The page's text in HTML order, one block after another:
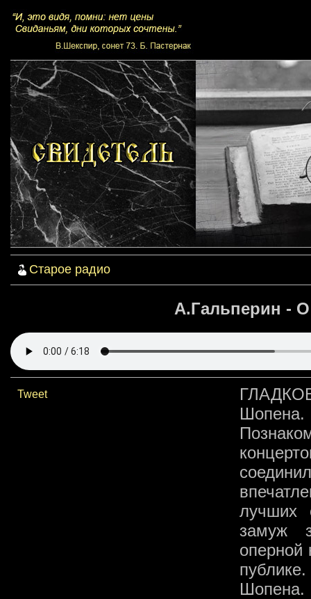
Старое радио
А.Гальперин -
Tweet
лучших
замуж
оперной
Шопена.